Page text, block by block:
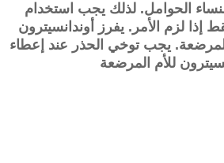
الحوامل. لذلك يجب استخدام
إذا لزم الأمر. يفرز أوندانسيترون
يجب توخي الحذر عند إعطاء
للأم المرضعة